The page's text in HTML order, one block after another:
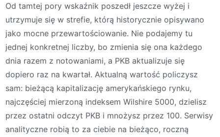
Od tamtej pory wskaźnik poszedł jeszcze wyżej i
utrzymuje się w strefie, którą historycznie opisywano
jako mocne przewartościowanie. Nie podajemy tu
jednej konkretnej liczby, bo zmienia się ona każdego
dnia razem z notowaniami, a PKB aktualizuje się
dopiero raz na kwartał. Aktualną wartość policzysz
sam: bieżącą kapitalizację amerykańskiego rynku,
najczęściej mierzoną indeksem Wilshire 5000, dzielisz
przez ostatni odczyt PKB i mnożysz przez 100. Serwisy
analityczne robią to za ciebie na bieżąco, roczną